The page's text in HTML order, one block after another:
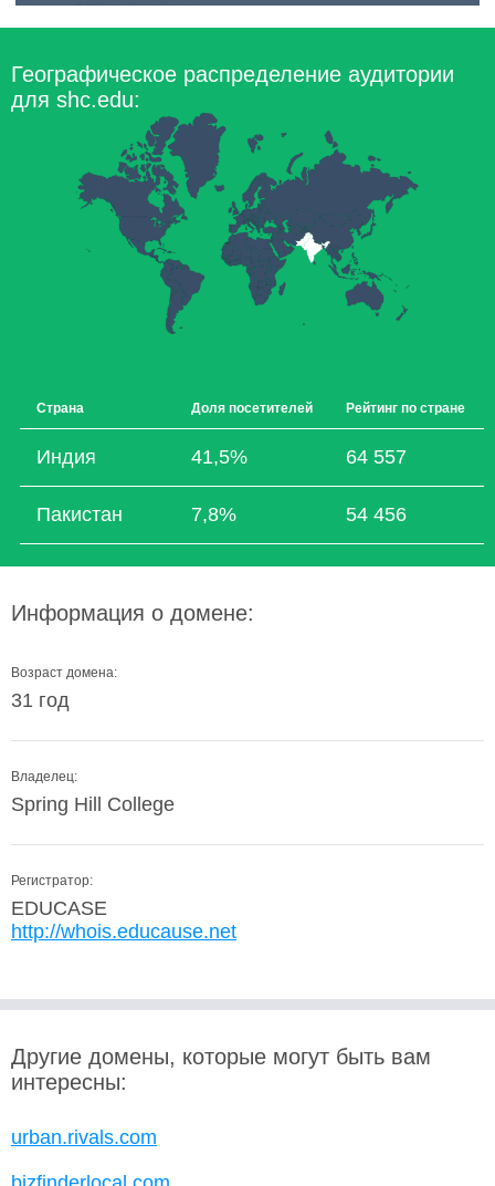
Географическое распределение аудитории
для shc.edu:
Страна Доля посетителей Рейтинг по стране
Индия 41,5% 64 557
Пакистан 7,8% 54 456
Информация о домене:
Возраст домена:
31 год
Владелец:
Spring Hill College
Регистратор:
EDUCASE
http://whois.educause.net
Другие домены, которые могут быть вам
интересны:
urban.rivals.com